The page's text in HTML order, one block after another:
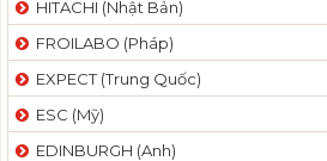
HITACHI (Nhật Bản)
FROILABO (Pháp)
EXPECT (Trung Quốc)
ESC (Mỹ)
EDINBURGH (Anh)